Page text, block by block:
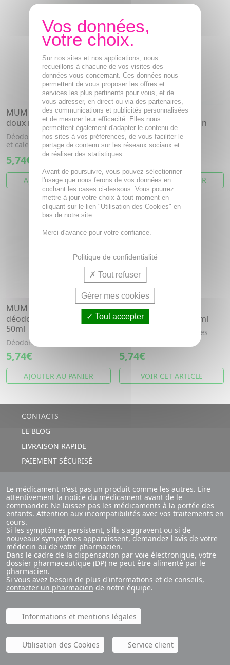
MUM Sensitive déodorant
doux roll'on 50ml
Déodorant à l'aloe vera, jojoba
et calendula.
5,74€
AJOUTER AU PANIER
MUM Brisa Fresh
déodorant frais roll'on
50ml
Déodorant classique.
5,74€
AJOUTER AU PANIER
MUM Fresh pink
déodorant parfumé roll'on
50ml
Déodorant à la rose.
5,74€
AJOUTER AU PANIER
MUM Men Classic
déodorant roll'on 50ml
Parfum masculin pour les
5,74€
VOIR CET ARTICLE
CONTACTS
LE BLOG
LIVRAISON RAPIDE
PAIEMENT SÉCURISÉ
Le médicament n'est pas un produit comme les autres. Lire
attentivement la notice du médicament avant de le
commander. Ne laissez pas les médicaments à la portée des
enfants. Attention aux incompatibilités avec vos traitements en
cours.
Si les symptômes persistent, s'ils s'aggravent ou si de
nouveaux symptômes apparaissent, demandez l'avis de votre
médecin ou de votre pharmacien.
Dans le cadre de la dispensation par voie électronique, votre
dossier pharmaceutique (DP) ne peut être alimenté par le
pharmacien.
Si vous avez besoin de plus d'informations et de conseils,
contacter un pharmacien de notre équipe.
Informations et mentions légales
Utilisation des Cookies Service client
Sur nos sites et nos applications, nous
recueillons à chacune de vos visites des
données vous concernant. Ces données nous
permettent de vous proposer les offres et
services les plus pertinents pour vous, et de
vous adresser, en direct ou via des partenaires,
des communications et publicités personnalisées
et de mesurer leur efficacité. Elles nous
permettent également d'adapter le contenu de
nos sites à vos préférences, de vous faciliter le
partage de contenu sur les réseaux sociaux et
de réaliser des statistiques
Avant de poursuivre, vous pouvez sélectionner
l'usage que nous ferons de vos données en
cochant les cases ci-dessous. Vous pourrez
mettre à jour votre choix à tout moment en
cliquant sur le lien "Utilisation des Cookies" en
bas de notre site.
Merci d'avance pour votre confiance.
Politique de confidentialité
Tout refuser
Gérer mes cookies
Tout accepter